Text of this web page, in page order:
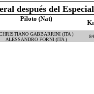
después del Especial
Piloto (Nat)
GABBARRINI (ITA )
ALESSANDRO FORNI (ITA )